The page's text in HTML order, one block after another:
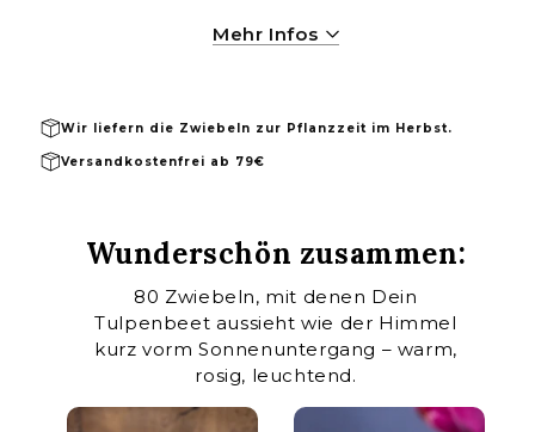
garantiert. Die Fete kann auch im Haus in der
Mehr Infos
Wir liefern die Zwiebeln zur Pflanzzeit im Herbst.
Versandkostenfrei ab 79€
Wunderschön zusammen:
80 Zwiebeln, mit denen Dein
Tulpenbeet aussieht wie der Himmel
kurz vorm Sonnenuntergang – warm,
rosig, leuchtend.